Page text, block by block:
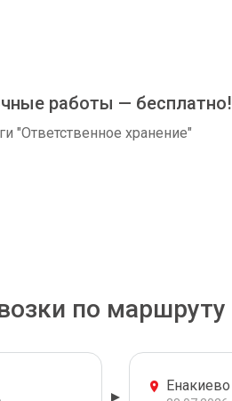
работы — бесплатно!
"Ответственное хранение"
по маршруту
Енакиево